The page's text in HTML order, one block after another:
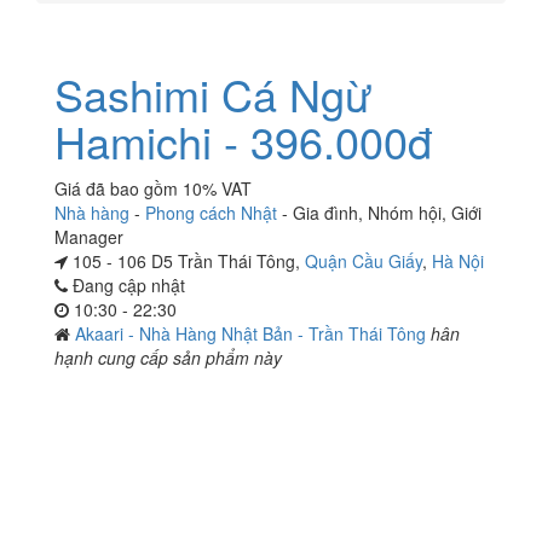
Sashimi Cá Ngừ
Hamichi - 396.000đ
Giá đã bao gồm 10% VAT
Nhà hàng - Phong cách Nhật - Gia đình, Nhóm hội, Giới
Manager
105 - 106 D5 Trần Thái Tông, Quận Cầu Giấy, Hà Nội
Đang cập nhật
10:30 - 22:30
Akaari - Nhà Hàng Nhật Bản - Trần Thái Tông hân
hạnh cung cấp sản phẩm này